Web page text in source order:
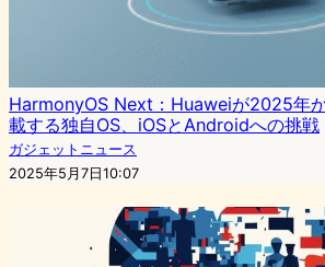
HarmonyOS Next：Huaweiが2025年
載する独自OS、iOSとAndroidへの挑戦
ガジェットニュース
2025年5月7日10:07